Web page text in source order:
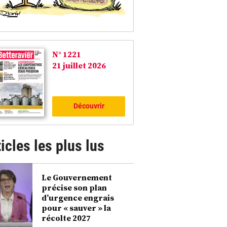
de la profondeur de semis est primordiale. ©ITB
N° 1221
21 juillet 2026
Découvrir
les plus lus
Le Gouvernement
précise son plan
d’urgence engrais
pour « sauver » la
récolte 2027